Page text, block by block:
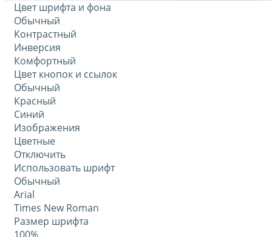
Цвет шрифта и фона
Обычный
Контрастный
Инверсия
Комфортный
Цвет кнопок и ссылок
Обычный
Красный
Синий
Изображения
Цветные
Отключить
Использовать шрифт
Обычный
Arial
Times New Roman
Размер шрифта